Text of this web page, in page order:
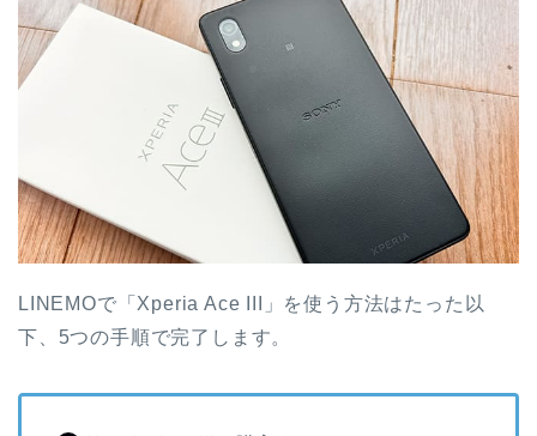
LINEMOで「Xperia Ace III」を使う方法はたった以
下、5つの手順で完了します。